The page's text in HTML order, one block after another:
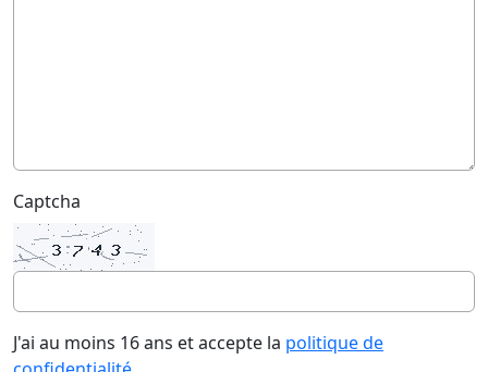
Captcha
J'ai au moins 16 ans et accepte la politique de